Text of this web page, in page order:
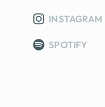
INSTAGRAM
SPOTIFY